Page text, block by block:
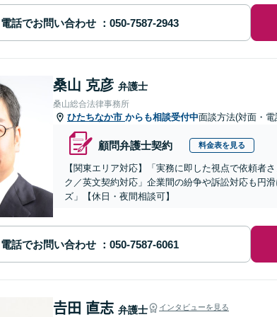
電話でお問い合わせ
桑山 克彦 弁護士
桑山総合法律事務所
ひたちなか市 からも相談受付中面談方法(対面・
顧問弁護士契約 料金表を見る
【関東エリア対応】「実務に即した視点で依頼者
ク／英文契約対応」企業間の紛争や訴訟対応も円
ズ」【休日・夜間相談可】
電話でお問い合わせ
𠮷田 直志 弁護士 インタビューを見る